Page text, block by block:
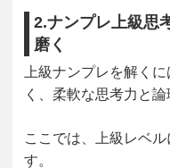
2.ナンプレ上級思
磨く
上級ナンプレを解く
く、柔軟な思考力と
ここでは、上級レベ
す。